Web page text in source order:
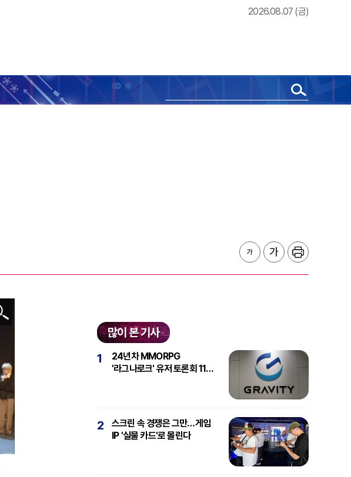
2026.08.07 (금)
많이 본 기사
1
24년차 MMORPG
'라그나로크' 유저 토론회 11일
2
스크린 속 경쟁은 그만…게임
IP '실물 카드'로 몰린다